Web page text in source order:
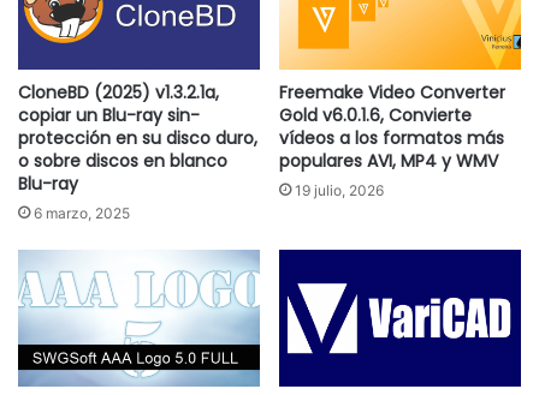
CloneBD (2025) v1.3.2.1a,
copiar un Blu-ray sin-
protección en su disco duro,
o sobre discos en blanco
Blu-ray
6 marzo, 2025
Freemake Video Converter
Gold v6.0.1.6, Convierte
vídeos a los formatos más
populares AVI, MP4 y WMV
19 julio, 2026